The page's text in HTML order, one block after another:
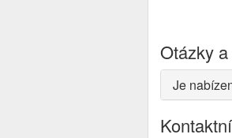
Otázky
Je